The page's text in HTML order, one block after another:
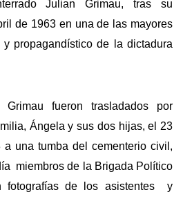
Julian Grimau, tras su
de 1963 en una de las mayores
y propagandístico de la dictadura
fueron trasladados por
Ángela y sus dos hijas, el 23
una tumba del cementerio civil,
miembros de la Brigada Político
fotografías de los asistentes y